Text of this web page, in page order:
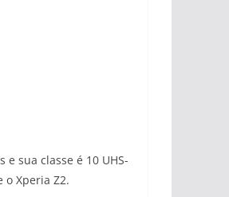
e sua classe é 10 UHS-
o Xperia Z2.